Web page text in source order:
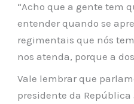
“Acho que a gente tem
entender quando se
regimentais que nós
nos atenda, porque a
Vale lembrar que
presidente da República